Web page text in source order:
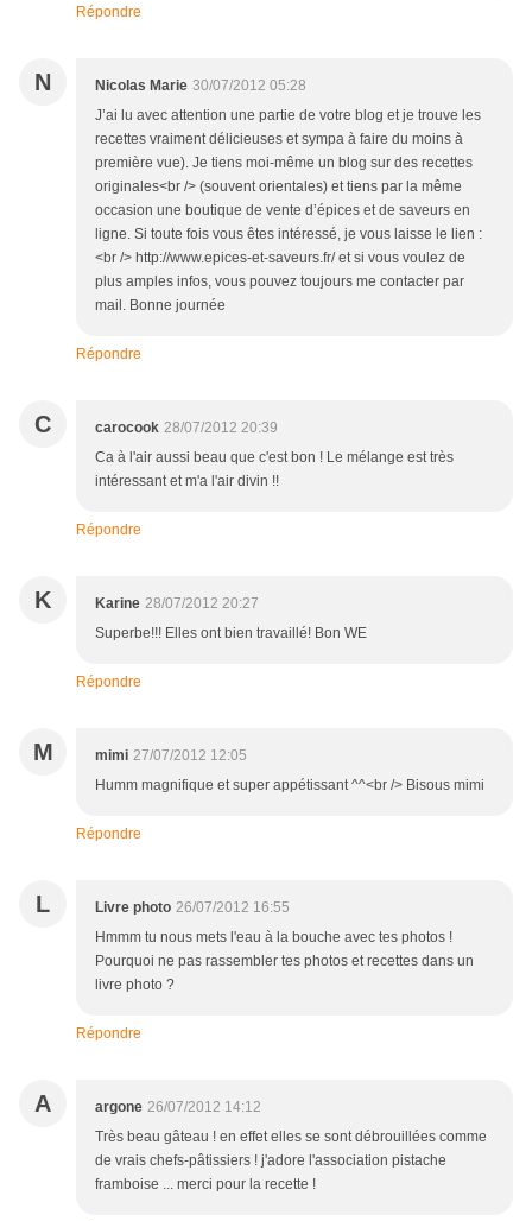
Répondre
N Nicolas Marie 30/07/2012 05:28
J’ai lu avec attention une partie de votre blog et je trouve les
recettes vraiment délicieuses et sympa à faire du moins à
première vue). Je tiens moi-même un blog sur des recettes
originales<br /> (souvent orientales) et tiens par la même
occasion une boutique de vente d’épices et de saveurs en
ligne. Si toute fois vous êtes intéressé, je vous laisse le lien :
<br /> http://www.epices-et-saveurs.fr/ et si vous voulez de
plus amples infos, vous pouvez toujours me contacter par
mail. Bonne journée
Répondre
C carocook 28/07/2012 20:39
Ca à l'air aussi beau que c'est bon ! Le mélange est très
intéressant et m'a l'air divin !!
Répondre
K Karine 28/07/2012 20:27
Superbe!!! Elles ont bien travaillé! Bon WE
Répondre
M mimi 27/07/2012 12:05
Humm magnifique et super appétissant ^^<br /> Bisous mimi
Répondre
L Livre photo 26/07/2012 16:55
Hmmm tu nous mets l'eau à la bouche avec tes photos !
Pourquoi ne pas rassembler tes photos et recettes dans un
livre photo ?
Répondre
A argone 26/07/2012 14:12
Très beau gâteau ! en effet elles se sont débrouillées comme
de vrais chefs-pâtissiers ! j'adore l'association pistache
framboise ... merci pour la recette !